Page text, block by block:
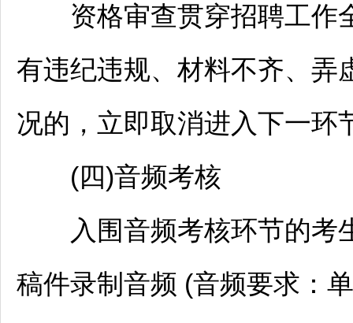
资格审查贯穿招聘工作
有违纪违规、材料不齐、弄
况的，立即取消进入下一环
(四)音频考核
入围音频考核环节的考
稿件录制音频 (音频要求：